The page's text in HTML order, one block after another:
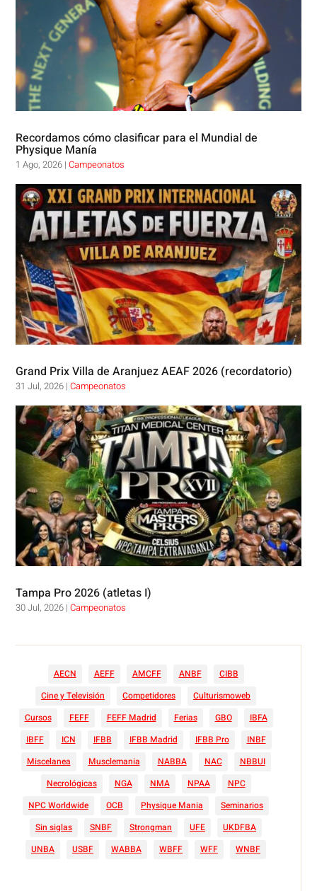
Recordamos cómo clasificar para el Mundial de
Physique Manía
1 Ago, 2026 |Campeonatos
Grand Prix Villa de Aranjuez AEAF 2026 (recordatorio)
31 Jul, 2026 |Campeonatos
Tampa Pro 2026 (atletas I)
30 Jul, 2026 |Campeonatos
AECN AEFF AMCFF ANBF
CIBB
Cine y Televisión
Competidores
Culturismoweb
Cursos
FEFF FEFF Madrid Ferias GBO
IBFA
IBFF
ICN IFBB IFBB Madrid IFBB Pro
INBF
Miscelanea
Musclemania NABBA NAC
NBBUI
Necrológicas
NGA NMA NPAA
NPC
NPC Worldwide
OCB Physique Mania
Seminarios
Sin siglas
SNBF Strongman UFE
UKDFBA
UNBA
USBF WABBA WBFF WFF WNBF